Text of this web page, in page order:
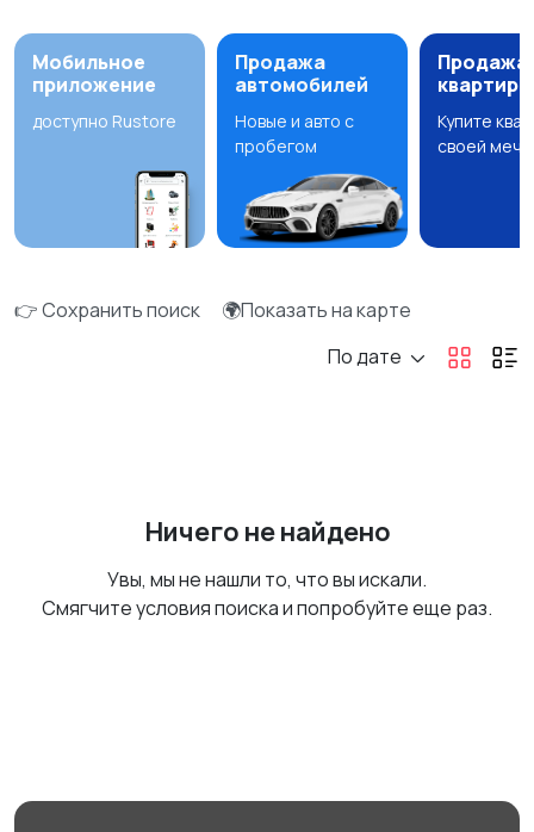
Мобильное
приложение
доступно Rustore
Продажа
автомобилей
Новые и авто с
пробегом
Продажа
квартир
Купите
своей
👉 Сохранить поиск
🌍Показать на карте
По дате
Ничего не найдено
Увы, мы не нашли то, что вы искали.
Смягчите условия поиска и попробуйте еще раз.